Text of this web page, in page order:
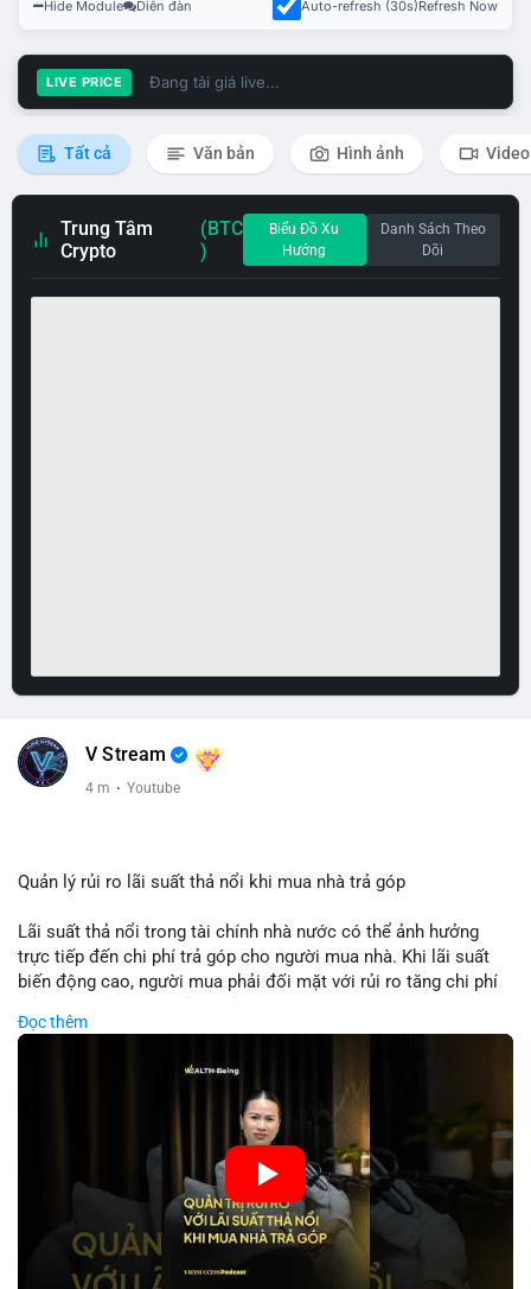
Hide Module Diễn đàn Auto-refresh (30s)Refresh Now
LIVE PRICE Đang tải giá live...
Tất cả Văn bản Hình ảnh Video
Trung Tâm
Crypto
(BTC
)
Biểu Đồ Xu
Hướng
Danh Sách Theo
Dõi
V Stream
4 m · Youtube
Quản lý rủi ro lãi suất thả nổi khi mua nhà trả góp
Lãi suất thả nổi trong tài chính nhà nước có thể ảnh hưởng
trực tiếp đến chi phí trả góp cho người mua nhà. Khi lãi suất
biến động cao, người mua phải đối mặt với rủi ro tăng chi phí
hướng lãi suất, lựa chọn sản phẩm trả góp có tính bảo hiểm,
đầu tư cần theo dõi chính sách tiền tệ để đưa ra quyết định
🎥 Xem video trực tiếp tại:
Nguồn: VIETSUCCESS
Đọc thêm